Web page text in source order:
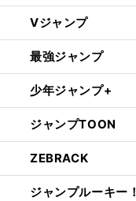
Vジャンプ
最強ジャンプ
少年ジャンプ+
ジャンプTOON
ZEBRACK
ジャンプルーキー！